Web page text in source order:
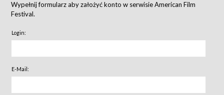
Wypełnij formularz aby założyć konto w serwisie American Film
Festival.
Login:
E-Mail: